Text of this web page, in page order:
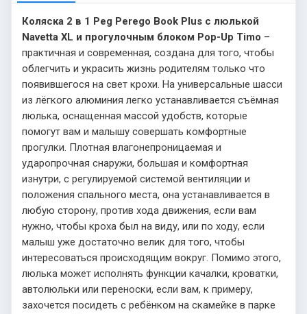
Коляска 2 в 1 Peg Perego Book Plus с люлькой
Navetta XL и прогулочным блоком Pop-Up Timo –
практичная и современная, создана для того, чтобы
облегчить и украсить жизнь родителям только что
появившегося на свет крохи. На универсальные шасси
из лёгкого алюминия легко устанавливается съёмная
люлька, оснащенная массой удобств, которые
помогут вам и малышу совершать комфортные
прогулки. Плотная влагонепроницаемая и
ударопрочная снаружи, большая и комфортная
изнутри, с регулируемой системой вентиляции и
положения спального места, она устанавливается в
любую сторону, против хода движения, если вам
нужно, чтобы кроха был на виду, или по ходу, если
малыш уже достаточно велик для того, чтобы
интересоваться происходящим вокруг. Помимо этого,
люлька может исполнять функции качалки, кроватки,
автолюльки или переноски, если вам, к примеру,
захочется посидеть с ребёнком на скамейке в парке